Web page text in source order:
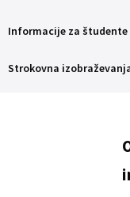
Informacije za študente
Strokovna